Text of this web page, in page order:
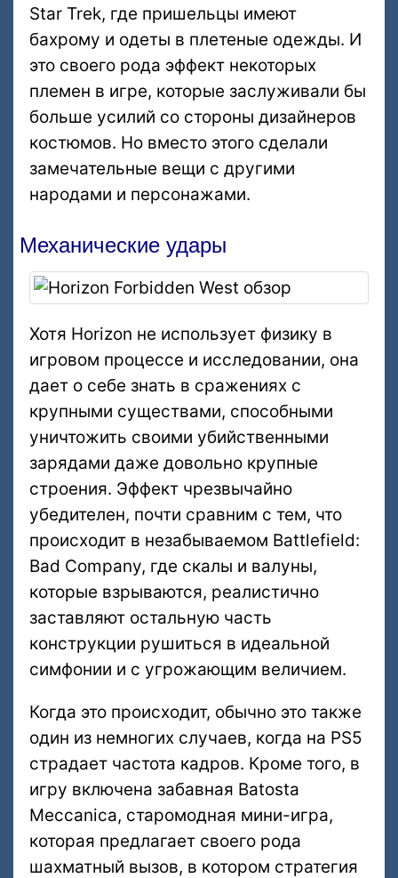
Star Trek, где пришельцы имеют
бахрому и одеты в плетеные одежды. И
это своего рода эффект некоторых
племен в игре, которые заслуживали бы
больше усилий со стороны дизайнеров
костюмов. Но вместо этого сделали
замечательные вещи с другими
народами и персонажами.
Механические удары
Хотя Horizon не использует физику в
игровом процессе и исследовании, она
дает о себе знать в сражениях с
крупными существами, способными
уничтожить своими убийственными
зарядами даже довольно крупные
строения. Эффект чрезвычайно
убедителен, почти сравним с тем, что
происходит в незабываемом Battlefield:
Bad Company, где скалы и валуны,
которые взрываются, реалистично
заставляют остальную часть
конструкции рушиться в идеальной
симфонии и с угрожающим величием.
Когда это происходит, обычно это также
один из немногих случаев, когда на PS5
страдает частота кадров. Кроме того, в
игру включена забавная Batosta
Meccanica, старомодная мини-игра,
которая предлагает своего рода
шахматный вызов, в котором стратегия